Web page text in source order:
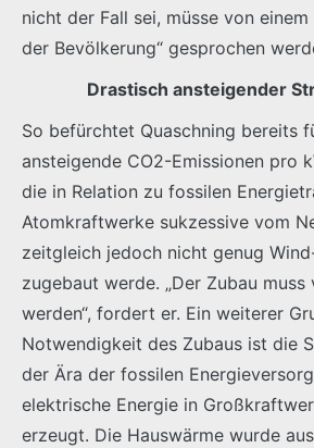
nicht der Fall sei, müsse von
der Bevölkerung“ gesprochen
Drastisch ansteigender
So befürchtet Quaschning bereits
ansteigende CO2-Emissionen pro
die in Relation zu fossilen
Atomkraftwerke sukzessive vom
zeitgleich jedoch nicht genug
zugebaut werde. „Der Zubau
werden“, fordert er. Ein weiterer
Notwendigkeit des Zubaus ist die
der Ära der fossilen
elektrische Energie in
erzeugt. Die Hauswärme wurde